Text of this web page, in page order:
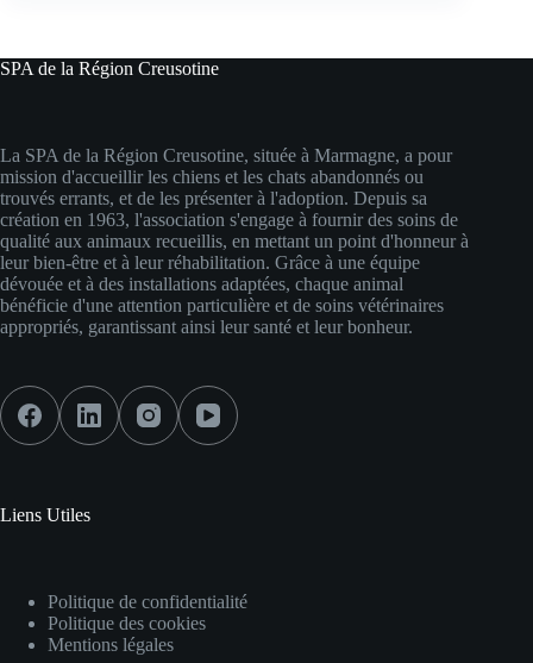
SPA de la Région Creusotine
La SPA de la Région Creusotine, située à Marmagne, a pour
mission d'accueillir les chiens et les chats abandonnés ou
trouvés errants, et de les présenter à l'adoption. Depuis sa
création en 1963, l'association s'engage à fournir des soins de
qualité aux animaux recueillis, en mettant un point d'honneur à
leur bien-être et à leur réhabilitation. Grâce à une équipe
dévouée et à des installations adaptées, chaque animal
bénéficie d'une attention particulière et de soins vétérinaires
appropriés, garantissant ainsi leur santé et leur bonheur.
Liens Utiles
Politique de confidentialité
Politique des cookies
Mentions légales